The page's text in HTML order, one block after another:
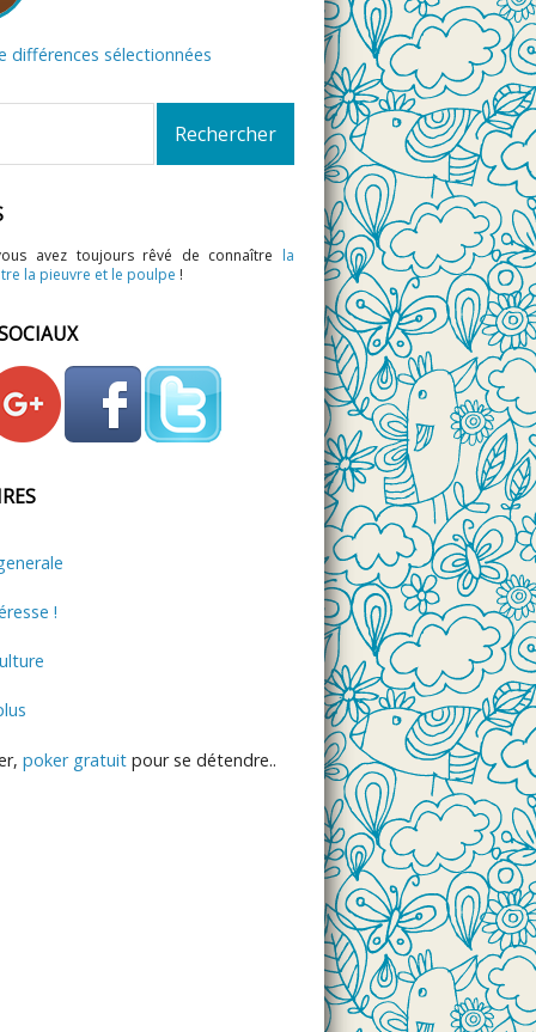
différences sélectionnées
avez toujours rêvé de connaître la
la pieuvre et le poulpe !
!
poker gratuit pour se détendre..